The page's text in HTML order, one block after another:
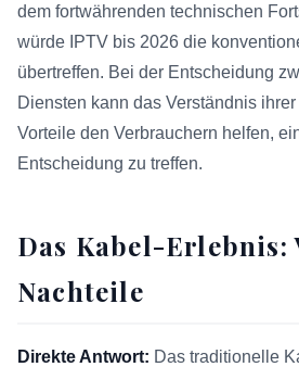
dem fortwährenden technischen
würde IPTV bis 2026 die
übertreffen. Bei der Entscheidung
Diensten kann das Verständnis
Vorteile den Verbrauchern helfen,
Entscheidung zu treffen.
Das Kabel-Erlebnis:
Nachteile
Direkte Antwort: Das traditionelle